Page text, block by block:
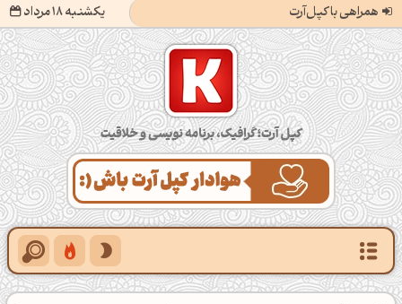
همراهی با کپل‌آرت یکشنبه 18 مرداد کپل‌آرت؛ گرافیک، برنامه‌نویسی و خلاقیت